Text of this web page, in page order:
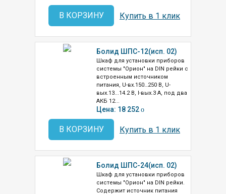
В КОРЗИНУ Купить в 1 клик
Болид ШПС-12(исп. 02)
Шкаф для установки приборов
системы "Орион" на DIN рейки с
встроенным источником
питания, U-вх.150…250 В, U-
вых.13...14.2 В, I-вых.3 А, под два
АКБ 12...
Цена: 18 252 o
В КОРЗИНУ Купить в 1 клик
Болид ШПС-24(исп. 02)
Шкаф для установки приборов
системы "Орион" на DIN рейки.
Содержит источник питания